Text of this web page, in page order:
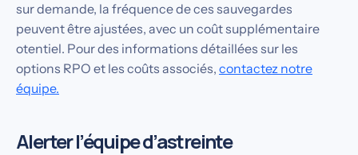
sur demande, la fréquence de ces sauvegardes
peuvent être ajustées, avec un coût supplémentaire
otentiel. Pour des informations détaillées sur les
options RPO et les coûts associés, contactez notre
équipe.
Alerter l’équipe d’astreinte